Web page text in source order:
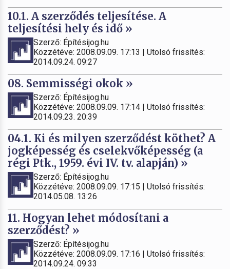
10.1. A szerződés teljesítése. A
teljesítési hely és idő »
Szerző: Építésijog.hu
Közzétéve: 2008.09.09. 17:13 | Utolsó frissítés:
2014.09.24. 09:27
08. Semmisségi okok »
Szerző: Építésijog.hu
Közzétéve: 2008.09.09. 17:14 | Utolsó frissítés:
2014.09.23. 20:39
04.1. Ki és milyen szerződést köthet? A
jogképesség és cselekvőképesség (a
régi Ptk., 1959. évi IV. tv. alapján) »
Szerző: Építésijog.hu
Közzétéve: 2008.09.09. 17:15 | Utolsó frissítés:
2014.05.08. 13:26
11. Hogyan lehet módosítani a
szerződést? »
Szerző: Építésijog.hu
Közzétéve: 2008.09.09. 17:16 | Utolsó frissítés:
2014.09.24. 09:33